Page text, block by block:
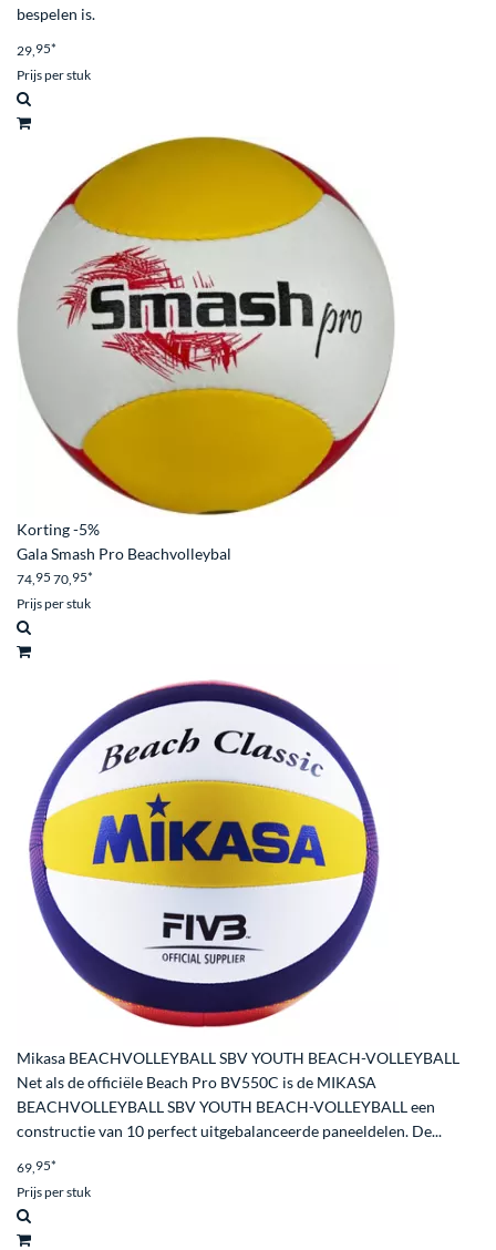
bespelen is.
29,95*
Prijs per stuk
Korting-5%
Gala Smash Pro Beachvolleybal
74,95 70,95*
Prijs per stuk
Mikasa BEACHVOLLEYBALL SBV YOUTH BEACH-VOLLEYBALL
Net als de officiële Beach Pro BV550C is de MIKASA
BEACHVOLLEYBALL SBV YOUTH BEACH-VOLLEYBALL een
constructie van 10 perfect uitgebalanceerde paneeldelen. De...
69,95*
Prijs per stuk